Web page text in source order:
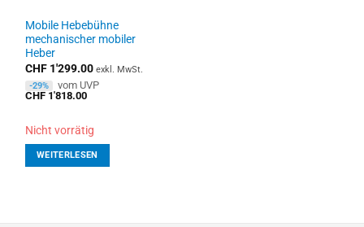
Mobile Hebebühne
mechanischer mobiler
Heber
CHF 1'299.00 exkl. MwSt.
-29%
vom UVP
CHF 1'818.00
Nicht vorrätig
WEITERLESEN